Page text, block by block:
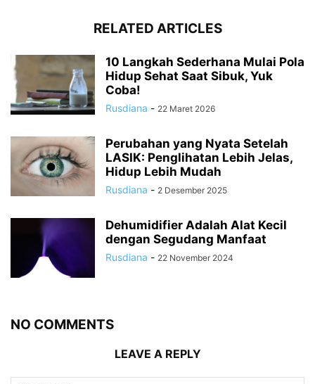
RELATED ARTICLES
10 Langkah Sederhana Mulai Pola
Hidup Sehat Saat Sibuk, Yuk
Coba!
Rusdiana - 22 Maret 2026
Perubahan yang Nyata Setelah
LASIK: Penglihatan Lebih Jelas,
Hidup Lebih Mudah
Rusdiana - 2 Desember 2025
Dehumidifier Adalah Alat Kecil
dengan Segudang Manfaat
Rusdiana - 22 November 2024
NO COMMENTS
LEAVE A REPLY